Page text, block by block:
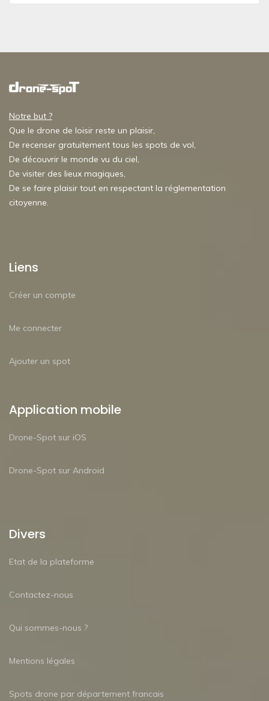
Notre but ?
Que le drone de loisir reste un plaisir,
De recenser gratuitement tous les spots de vol,
De découvrir le monde vu du ciel,
De visiter des lieux magiques,
De se faire plaisir tout en respectant la réglementation
citoyenne.
Liens
Créer un compte
Me connecter
Ajouter un spot
Application mobile
Drone-Spot sur iOS
Drone-Spot sur Android
Divers
Etat de la plateforme
Contactez-nous
Qui sommes-nous ?
Mentions légales
Spots drone par département francais